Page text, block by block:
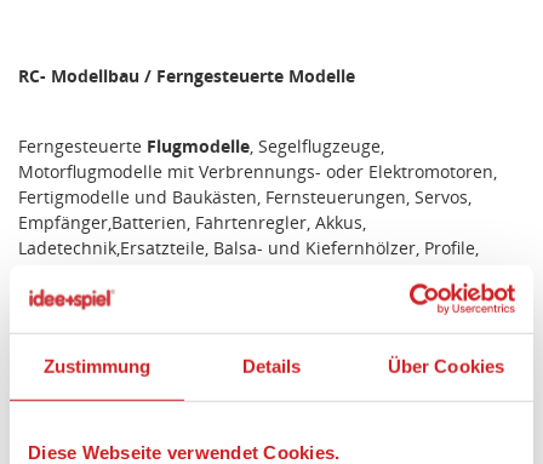
Zustimmung Details Über Cookies
Diese Webseite verwendet Cookies.
RC- Modellbau / Ferngesteuerte Modelle
Ferngesteuerte Flugmodelle, Segelflugzeuge,
Motorflugmodelle mit Verbrennungs- oder Elektromotoren,
Fertigmodelle und Baukästen, Fernsteuerungen, Servos,
Empfänger,Batterien, Fahrtenregler, Akkus,
Ladetechnik,Ersatzteile, Balsa- und Kiefernhölzer, Profile,
Einstellhilfe
Elektromotoren, Schlagsätze, Fahrtenregler, Fertigmodelle und
Baukästen von U-Boote, Segelschiffe, Motorboote, Yachten,
Holzbauweise, Ersatzteile, Hölzer, Farben, Werkzeug, Bau- und